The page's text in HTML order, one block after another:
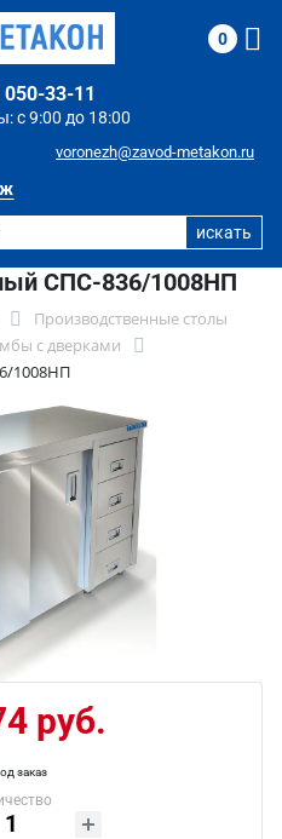
с 9:00 до 18:00
33-11
voronezh@zavod-metakon.ru
0
СПС-836/1008НП
Производственные столы
с дверками
1008НП
руб.
заказ